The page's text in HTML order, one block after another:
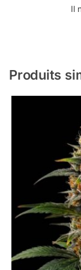
Il
Produits